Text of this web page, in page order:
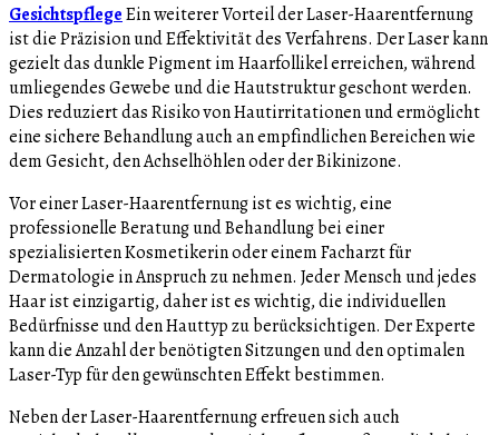
GesichtspflegeEin weiterer Vorteil der Laser-Haarentfernung
ist die Präzision und Effektivität des Verfahrens. Der Laser kann
gezielt das dunkle Pigment im Haarfollikel erreichen, während
umliegendes Gewebe und die Hautstruktur geschont werden.
Dies reduziert das Risiko von Hautirritationen und ermöglicht
eine sichere Behandlung auch an empfindlichen Bereichen wie
dem Gesicht, den Achselhöhlen oder der Bikinizone.
Vor einer Laser-Haarentfernung ist es wichtig, eine
professionelle Beratung und Behandlung bei einer
spezialisierten Kosmetikerin oder einem Facharzt für
Dermatologie in Anspruch zu nehmen. Jeder Mensch und jedes
Haar ist einzigartig, daher ist es wichtig, die individuellen
Bedürfnisse und den Hauttyp zu berücksichtigen. Der Experte
kann die Anzahl der benötigten Sitzungen und den optimalen
Laser-Typ für den gewünschten Effekt bestimmen.
Neben der Laser-Haarentfernung erfreuen sich auch